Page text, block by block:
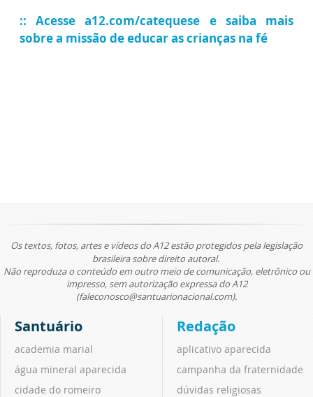
:: Acesse a12.com/catequese e saiba mais
sobre a missão de educar as crianças na fé
Os textos, fotos, artes e vídeos do A12 estão protegidos pela legislação
brasileira sobre direito autoral.
Não reproduza o conteúdo em outro meio de comunicação, eletrônico ou
impresso, sem autorização expressa do A12
(faleconosco@santuarionacional.com).
Santuário
academia marial
água mineral aparecida
cidade do romeiro
Redação
aplicativo aparecida
campanha da fraternidade
dúvidas religiosas